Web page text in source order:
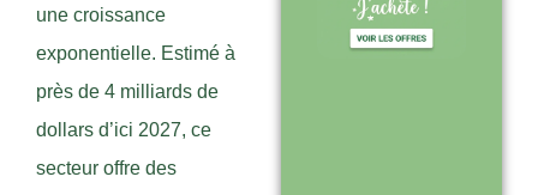
une croissance
exponentielle. Estimé à
près de 4 milliards de
dollars d’ici 2027, ce
secteur offre des
de commande